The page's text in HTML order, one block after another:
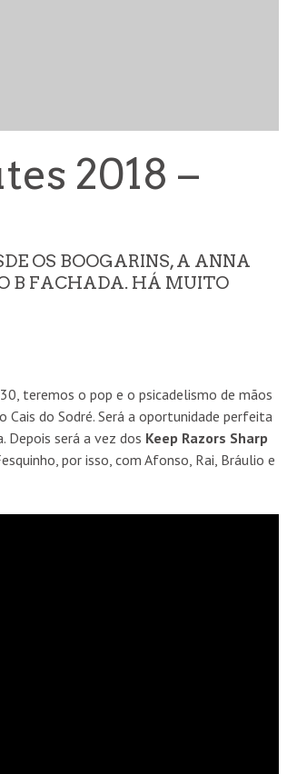
2018 –
OS BOOGARINS, A ANNA
B FACHADA. HÁ MUITO
teremos o pop e o psicadelismo de mãos
Cais do Sodré. Será a oportunidade perfeita
Depois será a vez dos Keep Razors Sharp
por isso, com Afonso, Rai, Bráulio e